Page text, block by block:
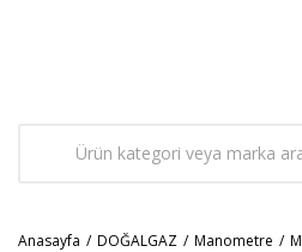
Anasayfa DOĞALGAZ Manometre